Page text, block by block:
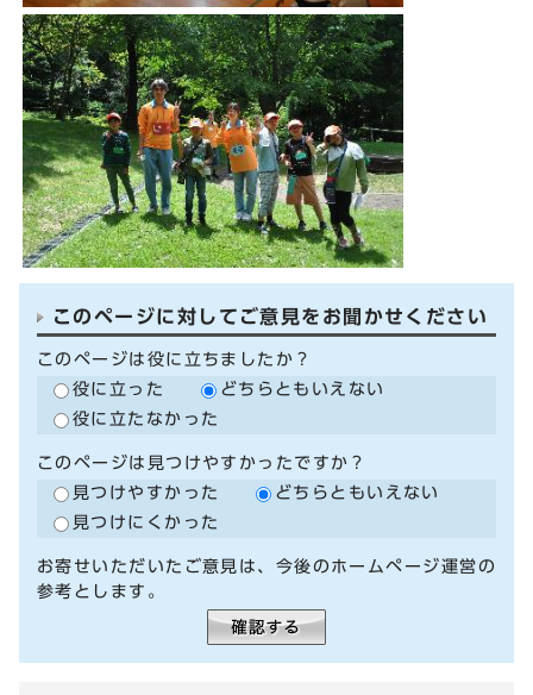
このページに対してご意見をお聞かせください
このページは役に立ちましたか？
役に立った
どちらともいえない
役に立たなかった
このページは見つけやすかったですか？
見つけやすかった
どちらともいえない
見つけにくかった
お寄せいただいたご意見は、今後のホームページ運営の
参考とします。